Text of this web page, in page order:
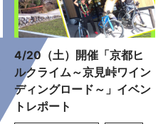
4/20（土）開催「京都ヒ
ルクライム～京見峠ワイン
ディングロード～」イベン
トレポート